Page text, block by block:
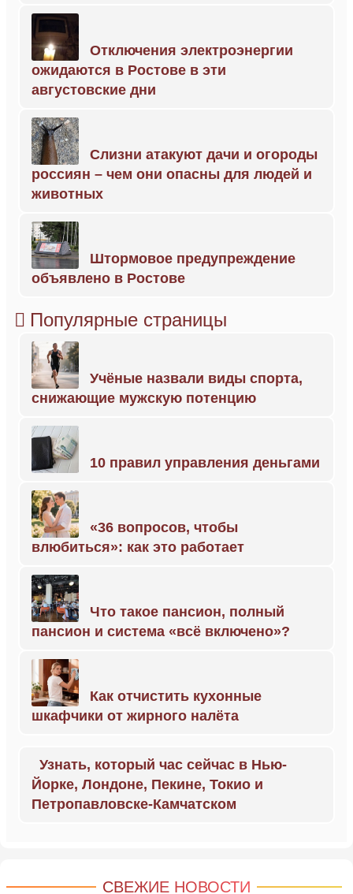
Отключения электроэнергии
ожидаются в Ростове в эти
августовские дни
Слизни атакуют дачи и огороды
россиян – чем они опасны для людей и
животных
Штормовое предупреждение
объявлено в Ростове
Популярные страницы
Учёные назвали виды спорта,
снижающие мужскую потенцию
10 правил управления деньгами
«36 вопросов, чтобы
влюбиться»: как это работает
Что такое пансион, полный
пансион и система «всё включено»?
Как отчистить кухонные
шкафчики от жирного налёта
Узнать, который час сейчас в Нью-
Йорке, Лондоне, Пекине, Токио и
Петропавловске-Камчатском
СВЕЖИЕ НОВОСТИ